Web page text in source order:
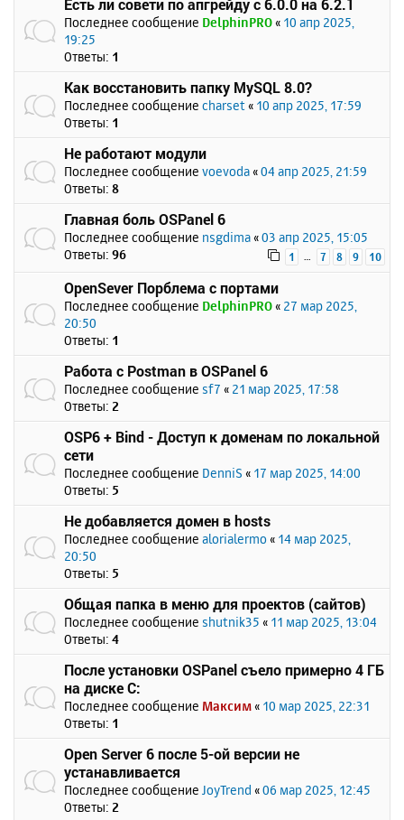
Есть ли совети по апгрейду с 6.0.0 на 6.2.1
Последнее сообщение DelphinPRO « 10 апр 2025,
19:25
Ответы: 1
Как восстановить папку MySQL 8.0?
Последнее сообщение charset « 10 апр 2025, 17:59
Ответы: 1
Не работают модули
Последнее сообщение voevoda «04 апр 2025, 21:59
Ответы: 8
Главная боль OSPanel 6
Последнее сообщение nsgdima «03 апр 2025, 15:05
Ответы: 96 1 … 7 8 9 10
OpenSever Порблема с портами
Последнее сообщение DelphinPRO « 27 мар 2025,
20:50
Ответы: 1
Работа с Postman в OSPanel 6
Последнее сообщение sf7 « 21 мар 2025, 17:58
Ответы: 2
OSP6 + Bind - Доступ к доменам по локальной
сети
Последнее сообщение DenniS « 17 мар 2025, 14:00
Ответы: 5
Не добавляется домен в hosts
Последнее сообщение alorialermo « 14 мар 2025,
20:50
Ответы: 5
Общая папка в меню для проектов (сайтов)
Последнее сообщение shutnik35 « 11 мар 2025, 13:04
Ответы: 4
После установки OSPanel съело примерно 4 ГБ
на диске C:
Последнее сообщение Максим « 10 мар 2025, 22:31
Ответы: 1
Open Server 6 после 5-ой версии не
устанавливается
Последнее сообщение JoyTrend «06 мар 2025, 12:45
Ответы: 2